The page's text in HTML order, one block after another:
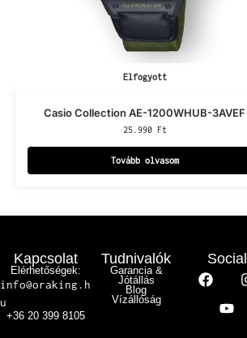
Elfogyott
Casio Collection AE-1200WHUB-3AVEF
25.990 Ft
Tovább olvasom
Kapcsolat
Elérhetőségek:
info@oraking.h
u
+36 20 399 8105
Tudnivalók
Garancia &
Jótállás
Blog
Vízállóság
Social